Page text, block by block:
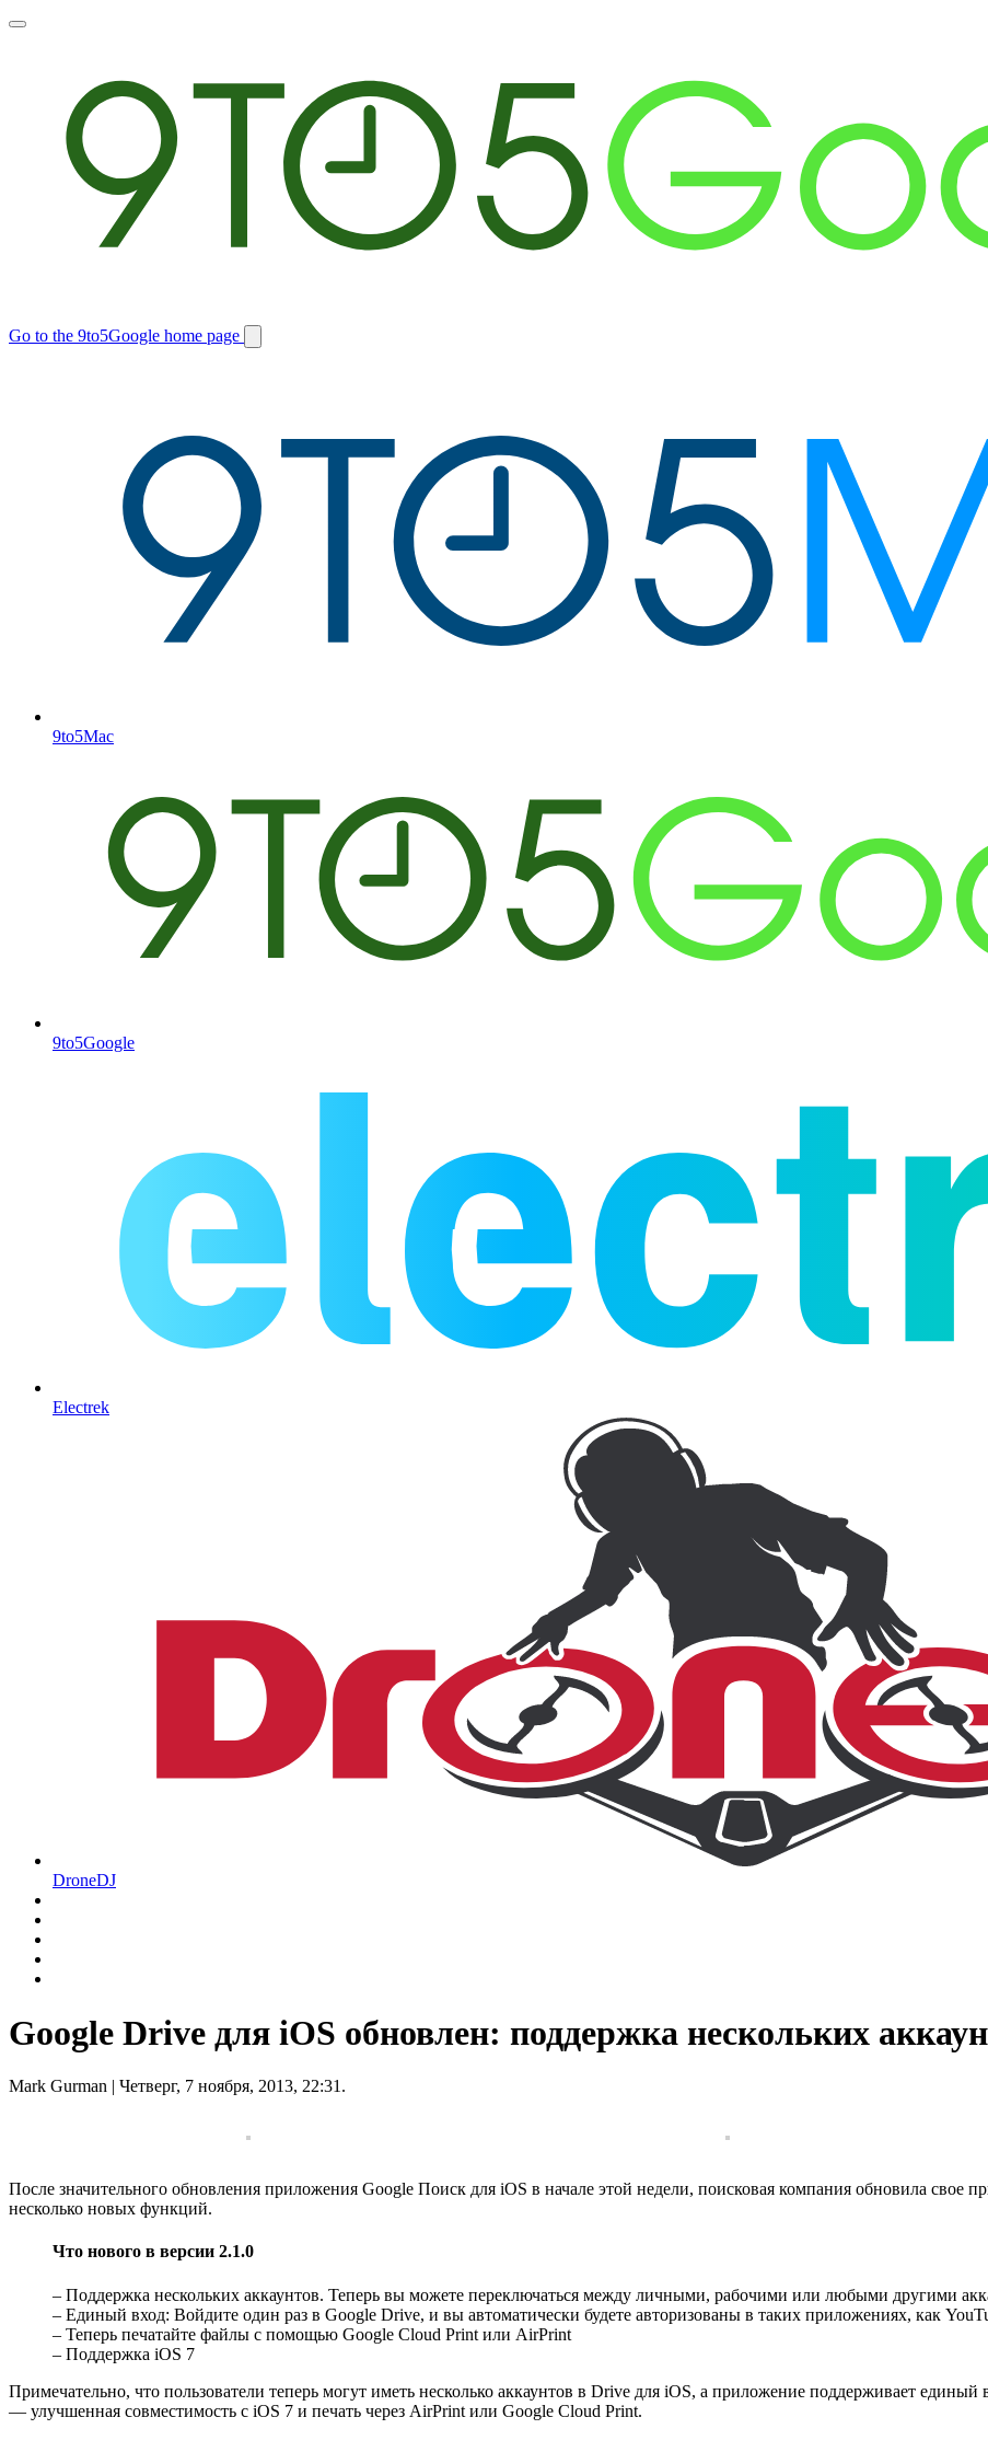
Toggle
Go to the 9to5Google home page
Switch
9to5Mac
9to5Google
Electrek
DroneDJ
Google Drive для iOS обновлен: поддержка нескольких
Mark Gurman | Четверг, 7 ноября, 2013, 22:31.
После значительного обновления приложения Google Поиск для iOS в начале этой недели, поисковая компания обновила свое
несколько новых функций.
Что нового в версии 2.1.0
– Поддержка нескольких аккаунтов. Теперь вы можете переключаться между личными, рабочими или любыми другими
– Единый вход: Войдите один раз в Google Drive, и вы автоматически будете авторизованы в таких приложениях, как
– Теперь печатайте файлы с помощью Google Cloud Print или AirPrint
– Поддержка iOS 7
Примечательно, что пользователи теперь могут иметь несколько аккаунтов в Drive для iOS, а приложение поддерживает
— улучшенная совместимость с iOS 7 и печать через AirPrint или Google Cloud Print.